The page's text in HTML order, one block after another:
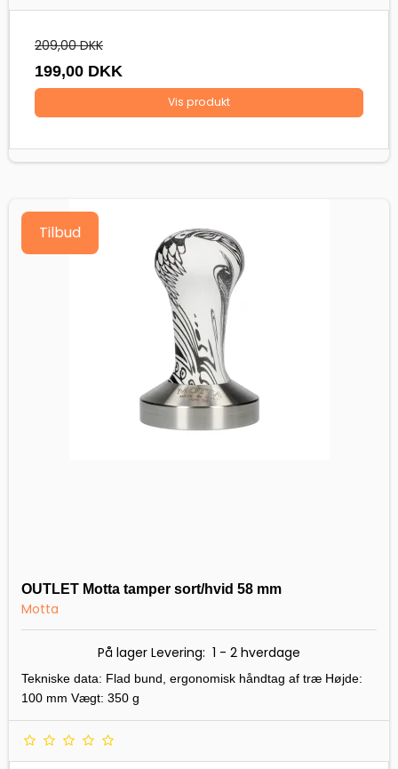
209,00 DKK
199,00 DKK
Vis produkt
Tilbud
OUTLET Motta tamper sort/hvid 58 mm
Motta
På lager Levering: 1 - 2 hverdage
Tekniske data: Flad bund, ergonomisk håndtag af træ Højde:
100 mm Vægt: 350 g